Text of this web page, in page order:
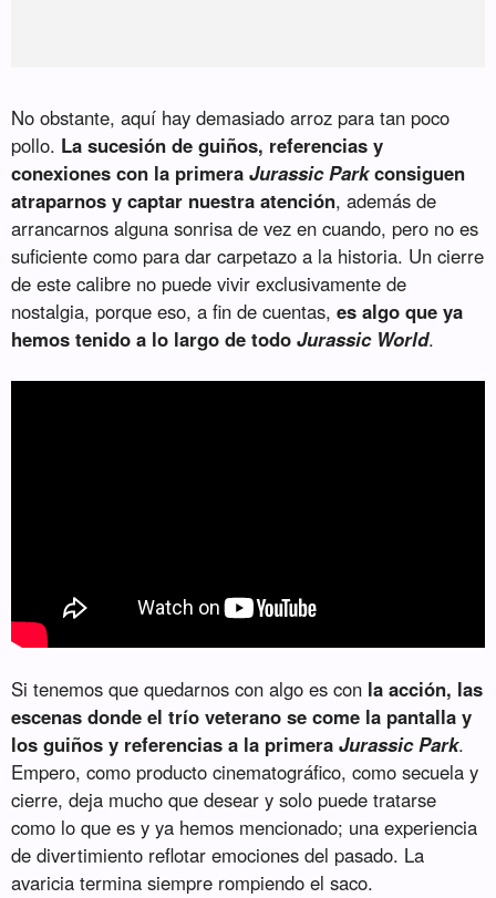
No obstante, aquí hay demasiado arroz para tan poco
pollo. La sucesión de guiños, referencias y
conexiones con la primeraJurassic Parkconsiguen
atraparnos y captar nuestra atención, además de
arrancarnos alguna sonrisa de vez en cuando, pero no es
suficiente como para dar carpetazo a la historia. Un cierre
de este calibre no puede vivir exclusivamente de
nostalgia, porque eso, a fin de cuentas,es algo que ya
hemos tenido a lo largo de todoJurassic World.
Si tenemos que quedarnos con algo es con la acción, las
escenas donde el trío veterano se come la pantalla y
los guiños y referencias a la primeraJurassic Park.
Empero, como producto cinematográfico, como secuela y
cierre, deja mucho que desear y solo puede tratarse
como lo que es y ya hemos mencionado; una experiencia
de divertimiento reflotar emociones del pasado. La
avaricia termina siempre rompiendo el saco.